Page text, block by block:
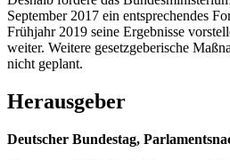
September 2017 ein entsprechendes
Frühjahr 2019 seine Ergebnisse
weiter. Weitere gesetzgeberische
nicht geplant.
Herausgeber
Deutscher Bundestag,